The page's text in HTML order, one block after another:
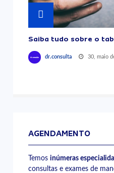
Saiba tudo sobre o
dr.consulta 30, maio
AGENDAMENTO
Temosinúmeras
consultas e exames de